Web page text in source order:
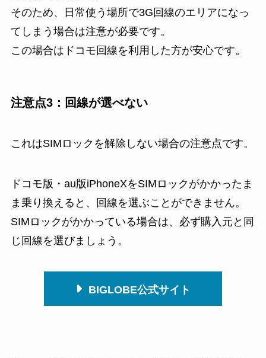
そのため、日常使う場所で3G回線のエリアになっ
てしまう場合は注意が必要です。
この場合はドコモ回線を利用した方が安心です。
注意点3：回線が選べない
これはSIMロックを解除しない場合の注意点です。
ドコモ版・au版iPhoneXをSIMロックがかかったま
ま乗り換えると、回線を選ぶことができません。
SIMロックがかかっている場合は、必ず購入元と同
じ回線を選びましょう。
BIGLOBE公式サイト